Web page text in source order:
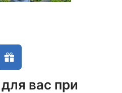
вас при